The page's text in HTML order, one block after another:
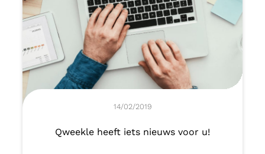
14/02/2019
Qweekle heeft iets nieuws voor u!